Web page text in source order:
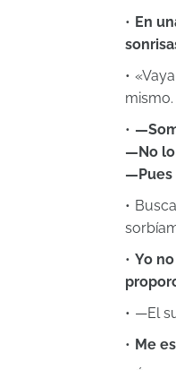
En
mismo.
—No lo
—Pues
Yo
—El
Me